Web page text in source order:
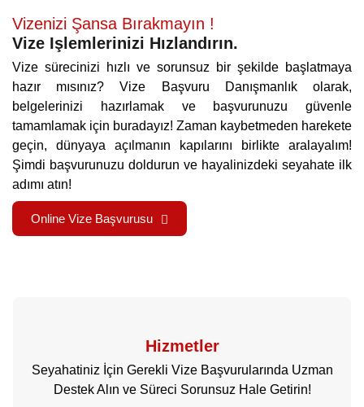
Vizenizi Şansa Bırakmayın !
Vize Işlemlerinizi Hızlandırın.
Vize sürecinizi hızlı ve sorunsuz bir şekilde başlatmaya
hazır mısınız? Vize Başvuru Danışmanlık olarak,
belgelerinizi hazırlamak ve başvurunuzu güvenle
tamamlamak için buradayız! Zaman kaybetmeden harekete
geçin, dünyaya açılmanın kapılarını birlikte aralayalım!
Şimdi başvurunuzu doldurun ve hayalinizdeki seyahate ilk
adımı atın!
Online Vize Başvurusu
Hizmetler
Seyahatiniz İçin Gerekli Vize Başvurularında Uzman
Destek Alın ve Süreci Sorunsuz Hale Getirin!
Turistik Vize